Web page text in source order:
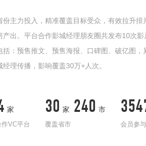
份主力投入，精准覆盖目标受众，有效拉升排
产出。平台合作影城经理朋友圈共发布10次影
括：预售推文、预售海报、口碑图、破亿图，
经理传播，影响覆盖30万+人次。
家
VC平台
30 家 240 市
覆盖省市 会员参